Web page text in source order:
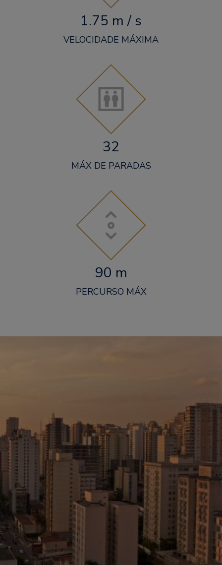
1.75 m / s
VELOCIDADE MÁXIMA
32
MÁX DE PARADAS
90 m
PERCURSO MÁX